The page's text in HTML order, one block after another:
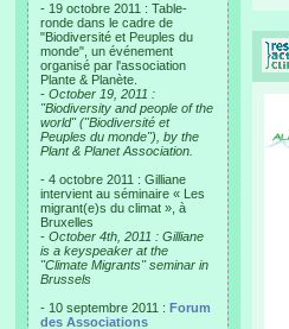
- 19 octobre 2011 : Table-
ronde dans le cadre de
"Biodiversité et Peuples du
monde", un événement
organisé par l'association
Plante & Planète.
- October 19, 2011 :
"Biodiversity and people of the
world" ("Biodiversité et
Peuples du monde"), by the
Plant & Planet Association.
- 4 octobre 2011 : Gilliane
intervient au séminaire « Les
migrant(e)s du climat », à
Bruxelles
- October 4th, 2011 : Gilliane
is a keyspeaker at the
"Climate Migrants" seminar in
Brussels
- 10 septembre 2011 : Forum
des Associations